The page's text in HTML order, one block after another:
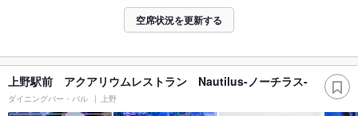
空席状況を更新する
上野駅前 アクアリウムレストラン Nautilus-ノーチラス-
ダイニングバー・バル 上野